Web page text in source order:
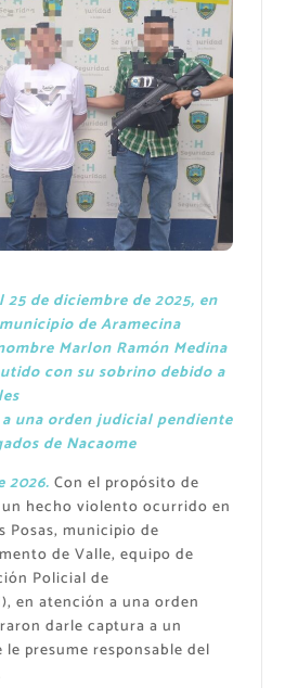
de diciembre de 2025, en
de Aramecina
Marlon Ramón Medina
con su sobrino debido a
una orden judicial pendiente
de Nacaome
2026. Con el propósito de
hecho violento ocurrido en
Posas, municipio de
de Valle, equipo de
Policial de
en atención a una orden
darle captura a un
presume responsable del